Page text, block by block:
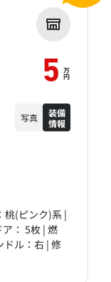
桃(ピンク)系 |
： 5枚 | 燃
ドル：右 | 修
5 万
円
写真
装備
情報